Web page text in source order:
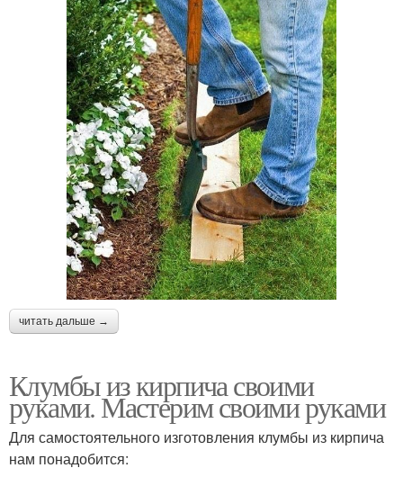
читать дальше →
Клумбы из кирпича своими
руками. Мастерим своими руками
Для самостоятельного изготовления клумбы из кирпича
нам понадобится: